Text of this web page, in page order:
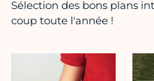
Sélection des bons plans
coup toute l'année !